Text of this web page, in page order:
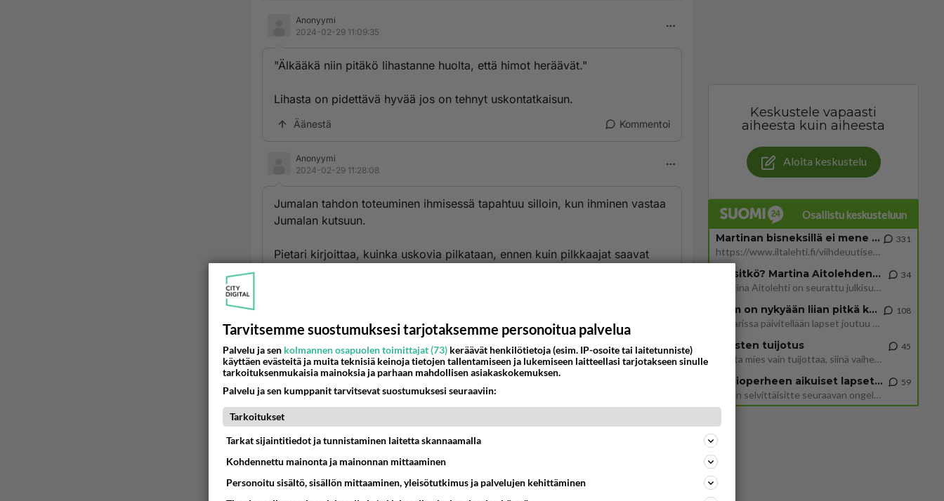
Anonyymi
2024-02-29 11:09:35
"Älkääkä niin pitäkö lihastanne huolta, että himot heräävät."
Lihasta on pidettävä hyvää jos on tehnyt uskontatkaisun.
Äänestä Kommentoi
Anonyymi
2024-02-29 11:28:08
Jumalan tahdon toteuminen ihmisessä tapahtuu silloin, kun ihminen vastaa
Jumalan kutsuun.
Pietari kirjoittaa, kuinka uskovia pilkataan, ennen kuin pilkkaajat saavat
pahantekijöiksi panetellessaan havaitsisivatkin hyvät tekonne ja ylistäisivät
Jumalaa sinä päivänä, jona hän kohtaa heidät. ( 1Piet 2)
Eli jos kääntymätön päivästä toiseen pilkkaa uskovia, niin jossain
vaiheessa hän tulee kohtaamaan Jumalan, jolloin panettelija vastaa
Jumalan kutsuun ja kiittää silloin ylistäen Jumalaa.
Taakse jää silloin se itsensä ylistäminen panettelun kekseliäisyydessään.
kääntymykseen sovituksen sanan, pelastuksen evankeliumin kautta, jotta
Keskustele vapaasti
aiheesta kuin aiheesta
Aloita keskustelu
Osallistu keskusteluun
Martinan bisneksillä ei mene hyvin
https://www.iltalehti.fi/viihdeuutiset/a/c46da6ab-340f-4790-aaa7-0865eed2336 Yrityksen konkurssihakemus on tullut kärä
331
Tiesitkö? Martina Aitolehden isäpuoli on tämä suosittu laulaja
Martina Aitolehti on seurattu julkisuuden henkilö. Lähipiiriin mahtuu muitakin tunnettuja henkilöitä. Tiesitkö, että Ma
34
2 km on nykyään liian pitkä koulumatka
Hesarissa päivitellään lapset joutuu nyt kulkemaan 2 km kouluun jösses. Ruostefillarilla tuo matka menee vaikka miten äk
108
Miesten tuijotus
Mutta mies vain tuijottaa, siinä vaiheessa käännän itse pään pois. Mikä juttu? Yleensä jos joku tuijottaa tai katsoo, hä
45
Uusioperheen aikuiset lapset tyhjentää jääkaapin käydessään
Miten selvittäisitte seuraavan ongelman, meillä on uusioperhe, minulla teini-ikäiset lapset ja puolisolla aikuiset, jotk
59
Tarvitsemme suostumuksesi tarjotaksemme personoitua palvelua
Palvelu ja sen kolmannen osapuolen toimittajat (73) keräävät henkilötietoja (esim. IP-osoite tai laitetunniste)
käyttäen evästeitä ja muita teknisiä keinoja tietojen tallentamiseen ja lukemiseen laitteellasi tarjotakseen sinulle
tarkoituksenmukaisia mainoksia ja parhaan mahdollisen asiakaskokemuksen.
Palvelu ja sen kumppanit tarvitsevat suostumuksesi seuraaviin:
Tarkoitukset
Tarkat sijaintitiedot ja tunnistaminen laitetta skannaamalla
Kohdennettu mainonta ja mainonnan mittaaminen
Personoitu sisältö, sisällön mittaaminen, yleisötutkimus ja palvelujen kehittäminen